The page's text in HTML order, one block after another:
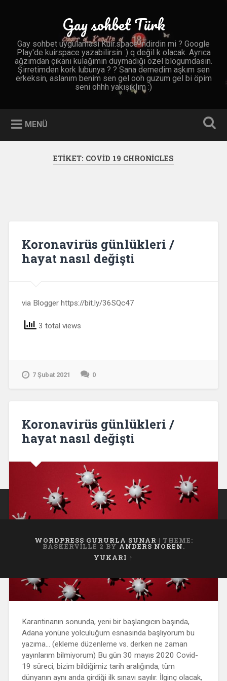
Gay sohbet Türk
Gay sohbet uygulaması Kuir.space indirdin mi ? Google
Play'de kuirspace yazabilirsin :) q değil k olacak. Ayrıca
ağzımdan çıkanı kulağımın duymadığı özel blogumdasın.
Şirretimden kork lubunya ? ? Sana demedim aşkım sen
erkeksin, aslanım benim sen gel ooh guzum gel bi öpim
seni ohhh yakışıklım :)
MENÜ
ETIKET: COVID 19 CHRONICLES
Koronavirüs günlükleri /
hayat nasıl değişti
via Blogger https://bit.ly/36SQc47
3 total views
7 Şubat 2021 0
Koronavirüs günlükleri /
hayat nasıl değişti
Karantinanın sonunda, yeni bir başlangıcın başında,
Adana yönüne yolculuğum esnasında başlıyorum bu
yazıma… (ekleme düzenleme vs. derken ne zaman
yayınlarım bilmiyorum) Bu gün 30 mayıs 2020 Covid-
19 süreci, bizim bildiğimiz tarih aralığında, tüm
dünyanın aynı anda girdiği ilk sınavı sayılır. İlginç olacak,
WORDPRESS GURURLA SUNAR | THEME:
BASKERVILLE 2 BY ANDERS NOREN.
YUKARI ↑